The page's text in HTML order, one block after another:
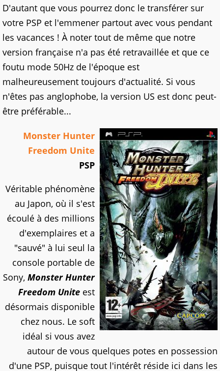
D'autant que vous pourrez donc le transférer sur
votre PSP et l'emmener partout avec vous pendant
les vacances ! À noter tout de même que notre
version française n'a pas été retravaillée et que ce
foutu mode 50Hz de l'époque est
malheureusement toujours d'actualité. Si vous
n'êtes pas anglophobe, la version US est donc peut-
être préférable...
Monster Hunter
Freedom Unite
PSP
Véritable phénomène
au Japon, où il s'est
écoulé à des millions
d'exemplaires et a
"sauvé" à lui seul la
console portable de
Sony, Monster Hunter
Freedom Unite est
désormais disponible
chez nous. Le soft
idéal si vous avez
autour de vous quelques potes en possession
d'une PSP, puisque tout l'intérêt réside ici dans les